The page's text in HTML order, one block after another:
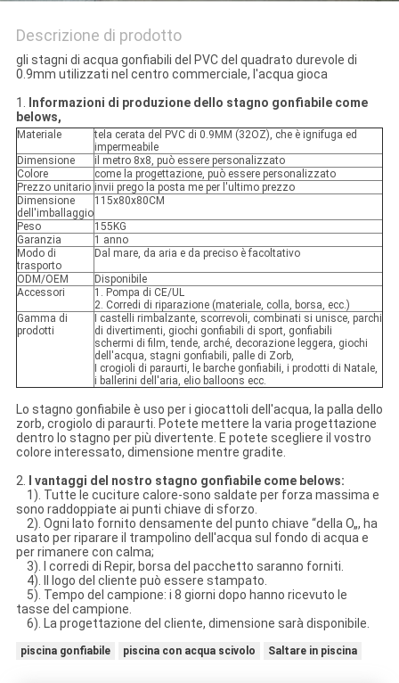
Descrizione di prodotto
gli stagni di acqua gonfiabili del PVC del quadrato durevole di
0.9mm utilizzati nel centro commerciale, l'acqua gioca
1. Informazioni di produzione dello stagno gonfiabile come
belows,
Materiale
tela cerata del PVC di 0.9MM (32OZ), che è ignifuga ed
impermeabile
Dimensione
il metro 8x8, può essere personalizzato
Colore
come la progettazione, può essere personalizzato
Prezzo unitario invii prego la posta me per l'ultimo prezzo
Dimensione
dell'imballaggio
115x80x80CM
Peso
155KG
Garanzia
1 anno
Modo di
trasporto
Dal mare, da aria e da preciso è facoltativo
ODM/OEM
Disponibile
Accessori
1. Pompa di CE/UL
2. Corredi di riparazione (materiale, colla, borsa, ecc.)
Gamma di
prodotti
I castelli rimbalzante, scorrevoli, combinati si unisce, parchi
di divertimenti, giochi gonfiabili di sport, gonfiabili
schermi di film, tende, arché, decorazione leggera, giochi
dell'acqua, stagni gonfiabili, palle di Zorb,
I crogioli di paraurti, le barche gonfiabili, i prodotti di Natale,
i ballerini dell'aria, elio balloons ecc.
Lo stagno gonfiabile è uso per i giocattoli dell'acqua, la palla dello
zorb, crogiolo di paraurti. Potete mettere la varia progettazione
dentro lo stagno per più divertente. E potete scegliere il vostro
colore interessato, dimensione mentre gradite.
2.
I vantaggi del nostro stagno gonfiabile come belows:
1). Tutte le cuciture calore-sono saldate per forza massima e
sono raddoppiate ai punti chiave di sforzo.
2). Ogni lato fornito densamente del punto chiave “della O„, ha
usato per riparare il trampolino dell'acqua sul fondo di acqua e
per rimanere con calma;
3). I corredi di Repir, borsa del pacchetto saranno forniti.
4). Il logo del cliente può essere stampato.
5). Tempo del campione: i 8 giorni dopo hanno ricevuto le
tasse del campione.
6). La progettazione del cliente, dimensione sarà disponibile.
piscina gonfiabile piscina con acqua scivolo Saltare in piscina